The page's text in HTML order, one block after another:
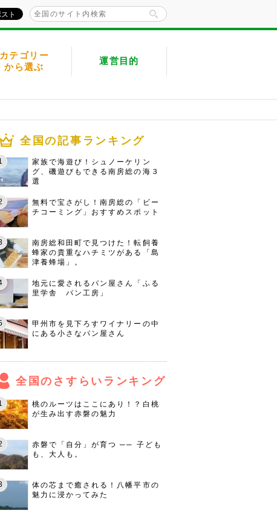
カテゴリー
から選ぶ
運営目的
全国の記事ランキング
家族で海遊び！シュノーケリン
グ、磯遊びもできる南房総の海３
選
無料で宝さがし！南房総の「ビー
チコーミング」おすすめスポット
南房総和田町で見つけた！転飼養
蜂家の貴重なハチミツがある「島
津養蜂場」。
地元に愛されるパン屋さん「ふる
里学舎 パン工房」
甲州市を見下ろすワイナリーの中
にある小さなパン屋さん
全国のさすらいランキング
桃のルーツはここにあり！？白桃
が生み出す赤磐の魅力
赤磐で「自分」が育つ ── 子ども
も、大人も。
体の芯まで癒される！八幡平市の
魅力に浸かってみた